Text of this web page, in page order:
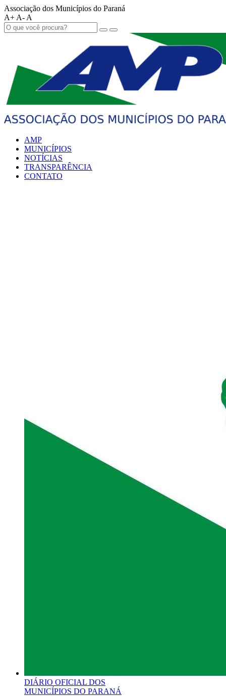
Associação dos Municípios do Paraná
A+ A- A
AMP
MUNICÍPIOS
NOTÍCIAS
TRANSPARÊNCIA
CONTATO
DIÁRIO OFICIAL DOS
MUNICÍPIOS DO PARANÁ